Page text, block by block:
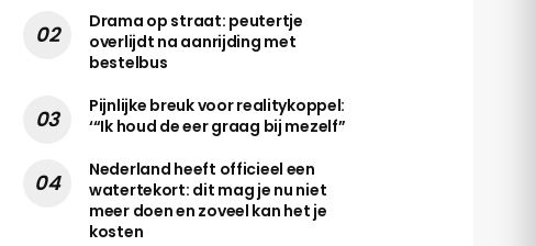
Drama op straat: peutertje
overlijdt na aanrijding met
bestelbus
Pijnlijke breuk voor realitykoppel:
‘“Ik houd de eer graag bij mezelf”
Nederland heeft officieel een
watertekort: dit mag je nu niet
meer doen en zoveel kan het je
kosten